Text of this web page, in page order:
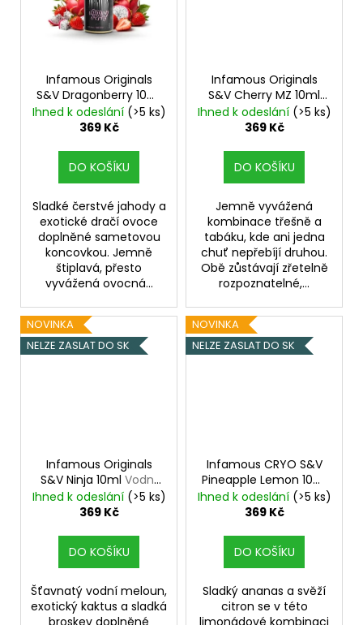
Infamous Originals
S&V Dragonberry 10ml
Jahody s dračím
ovocem
Ihned k odeslání (>5 ks)
369 Kč
DO KOŠÍKU
Sladké čerstvé jahody a
exotické dračí ovoce
doplněné sametovou
koncovkou. Jemně
štiplavá, přesto
vyvážená ovocná...
Infamous Originals
S&V Cherry MZ 10ml
Třešňový tabák
Ihned k odeslání (>5 ks)
369 Kč
DO KOŠÍKU
Jemně vyvážená
kombinace třešně a
tabáku, kde ani jedna
chuť nepřebíjí druhou.
Obě zůstávají zřetelně
rozpoznatelné,...
NOVINKA
NELZE ZASLAT DO SK
Infamous Originals
S&V Ninja 10ml Vodní
meloun s kaktusem,
broskví a čajem
Ihned k odeslání (>5 ks)
369 Kč
DO KOŠÍKU
Šťavnatý vodní meloun,
exotický kaktus a sladká
NOVINKA
NELZE ZASLAT DO SK
Infamous CRYO S&V
Pineapple Lemon 10ml
Ledový ananas s
citrónem
Ihned k odeslání (>5 ks)
369 Kč
DO KOŠÍKU
Sladký ananas a svěží
citron se v této